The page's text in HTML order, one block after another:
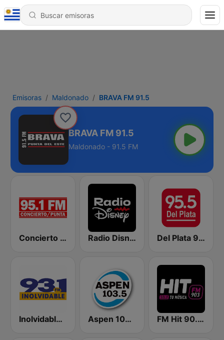
Emisoras Maldonado BRAVA FM 91.5
BRAVA FM 91.5
Maldonado - 91.5 FM
Concierto Punta 95.1 FM Radio Disney Uruguay Del Plata 95.5
Inolvidable 93.1 FM Aspen 103.5 FM FM Hit 90.3 FM